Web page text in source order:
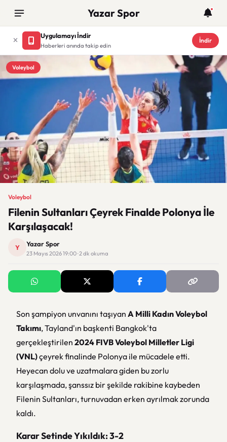
Yazar Spor
Uygulamayı İndir
Haberleri anında takip edin
İndir
Voleybol
Voleybol
Filenin Sultanları Çeyrek Finalde Polonya İle
Karşılaşacak!
Y Yazar Spor
23 Mayıs 2026 19:00 · 2 dk okuma
Son şampiyon unvanını taşıyan A Milli Kadın Voleybol
Takımı, Tayland'ın başkenti Bangkok'ta
gerçekleştirilen 2024 FIVB Voleybol Milletler Ligi
(VNL)çeyrek finalinde Polonya ile mücadele etti.
Heyecan dolu ve uzatmalara giden bu zorlu
karşılaşmada, şanssız bir şekilde rakibine kaybeden
Filenin Sultanları, turnuvadan erken ayrılmak zorunda
kaldı.
Karar Setinde Yıkıldık: 3-2